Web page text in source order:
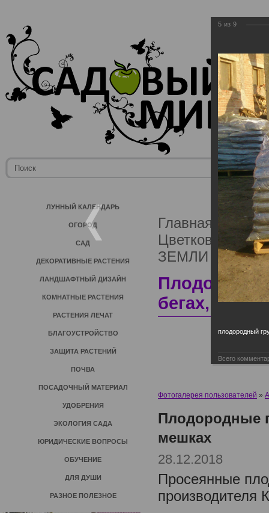
ЛУННЫЙ КАЛЕНДАРЬ
ОГОРОД
САД
ДЕКОРАТИВНЫЕ РАСТЕНИЯ
ЛАНДШАФТНЫЙ ДИЗАЙН
КОМНАТНЫЕ РАСТЕНИЯ
РАСТЕНИЯ ЛЕЧАТ
БЛАГОУСТРОЙСТВО
ЗАЩИТА РАСТЕНИЙ
ПОЧВА
ПОСАДОЧНЫЙ МАТЕРИАЛ
УДОБРЕНИЯ
ЭКОЛОГИЯ САДА
ЮРИДИЧЕСКИЕ ВОПРОСЫ
ОБУЧЕНИЕ
ДЛЯ ДУШИ
РАЗНОЕ ПОЛЕЗНОЕ
Главная
Цветков →
ЗЕМЛИ
бегах, в
Фотогалерея пользователей »
Плодородные
мешках
28.12.2018
Просеянные
5 из 9
плодородный
Всего